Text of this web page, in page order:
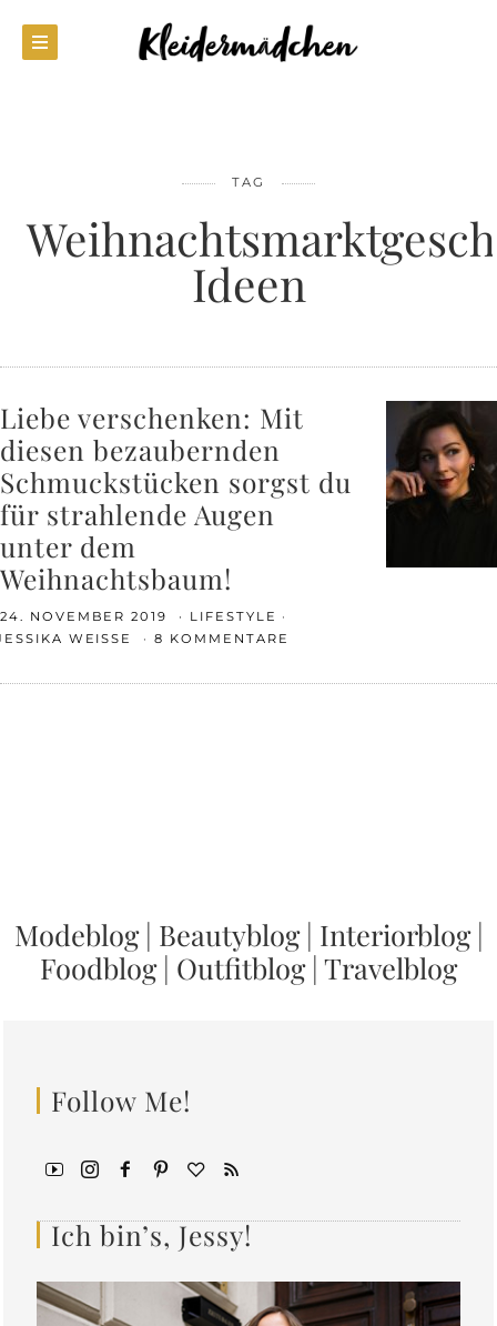
TAG
Ideen
Liebe verschenken: Mit
diesen bezaubernden
Schmuckstücken sorgst du
für strahlende Augen
unter dem
Weihnachtsbaum!
24. NOVEMBER 2019
LIFESTYLE
WEISSE
8 KOMMENTARE
Modeblog| Beautyblog| Interiorblog|
Foodblog| Outfitblog| Travelblog
Follow Me!
Ich bin’s, Jessy!